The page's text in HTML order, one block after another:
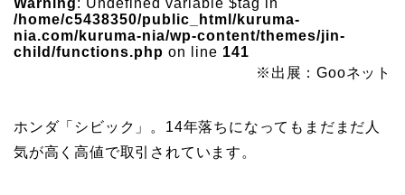
Warning: Undefined variable $tag in
/home/c5438350/public_html/kuruma-
nia.com/kuruma-nia/wp-content/themes/jin-
child/functions.php on line 141
※出展：Gooネット
ホンダ「シビック」。14年落ちになってもまだまだ人
気が高く高値で取引されています。